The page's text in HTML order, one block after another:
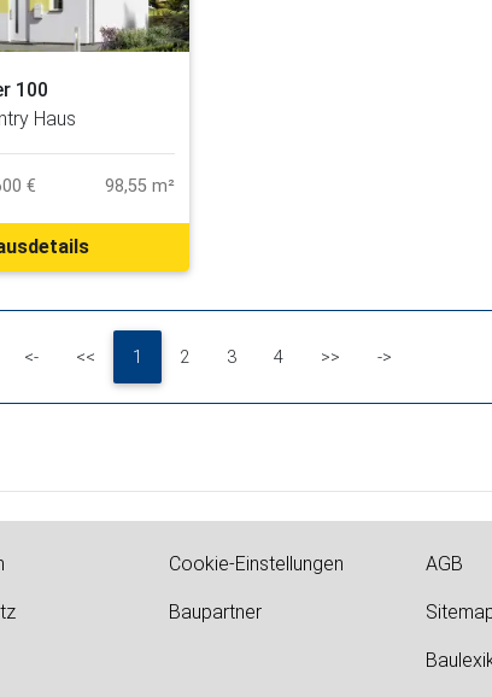
100
Haus
€ 98,55 m²
<-First <<Previous
1 2 3 4 >>Next ->Last
Cookie-Einstellungen
Baupartner
AGB